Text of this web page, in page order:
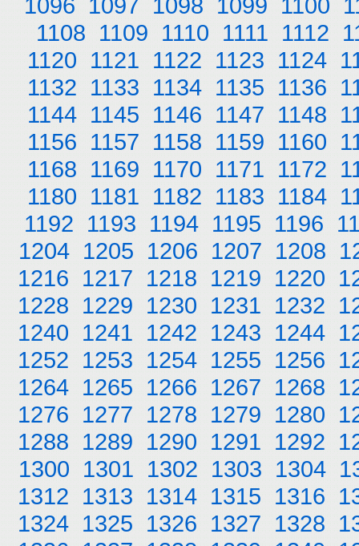
1096 1097 1098 1099 1100
1108 1109 1110 1111 1112
1120 1121 1122 1123 1124
1132 1133 1134 1135 1136
1144 1145 1146 1147 1148
1156 1157 1158 1159 1160
1168 1169 1170 1171 1172
1180 1181 1182 1183 1184
1192 1193 1194 1195 1196
1204 1205 1206 1207 1208
1216 1217 1218 1219 1220
1228 1229 1230 1231 1232
1240 1241 1242 1243 1244
1252 1253 1254 1255 1256
1264 1265 1266 1267 1268
1276 1277 1278 1279 1280
1288 1289 1290 1291 1292
1300 1301 1302 1303 1304
1312 1313 1314 1315 1316
1324 1325 1326 1327 1328